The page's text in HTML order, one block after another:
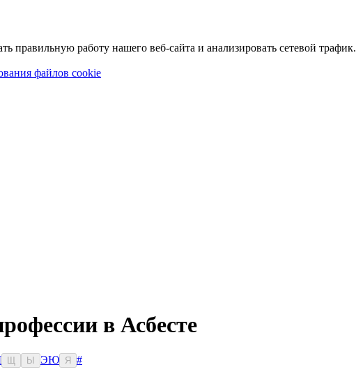
правильную работу нашего веб-сайта и анализировать сетевой трафик.
файлов cookie
в Асбесте
Ы ЭЮ Я
#